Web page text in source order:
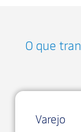
O que
Varejo